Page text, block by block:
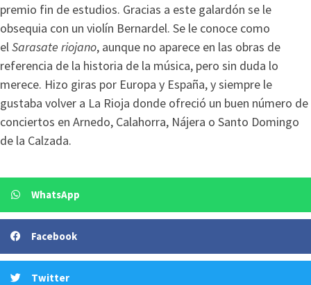
premio fin de estudios. Gracias a este galardón se le
obsequia con un violín Bernardel. Se le conoce como
elSarasate riojano, aunque no aparece en las obras de
referencia de la historia de la música, pero sin duda lo
merece. Hizo giras por Europa y España, y siempre le
gustaba volver a La Rioja donde ofreció un buen número de
conciertos en Arnedo, Calahorra, Nájera o Santo Domingo
de la Calzada.
WhatsApp
Facebook
Twitter